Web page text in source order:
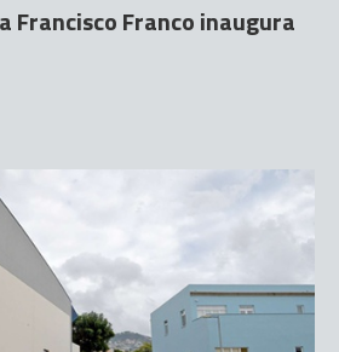
Francisco Franco inaugura